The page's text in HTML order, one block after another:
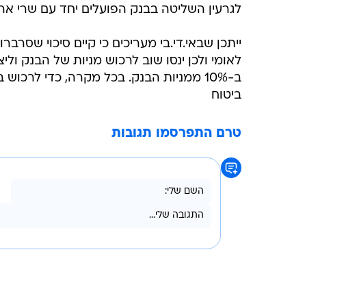
לגרעין השליטה בבנק הפועלים יחד עם שרי
ייתכן שבאי.די.בי מעריכים כי קיים סיכוי
לאומי ולכן ינסו שוב לרכוש מניות של הבנק
ב-10% ממניות הבנק. בכל מקרה, כדי
ביטוח
טרם התפרסמו תגובות